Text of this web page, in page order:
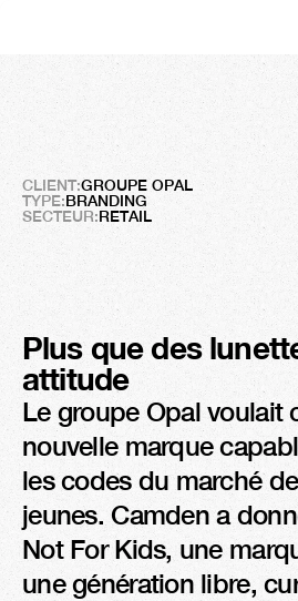
Not for kids
Voir avec audace
CLIENT:GROUPE OPAL
TYPE:BRANDING
SECTEUR:RETAIL
Plus que des
attitude
Le groupe Opal voulait
nouvelle marque
les codes du marché
jeunes. Camden a
Not For Kids, une
une génération libre,